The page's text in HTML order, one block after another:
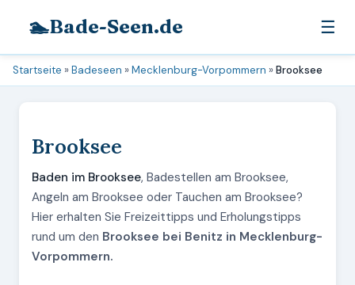
🏊Bade-Seen.de ☰
Startseite »Badeseen »Mecklenburg-Vorpommern »Brooksee
Brooksee
Baden im Brooksee, Badestellen am Brooksee,
Angeln am Brooksee oder Tauchen am Brooksee?
Hier erhalten Sie Freizeittipps und Erholungstipps
rund um den Brooksee bei Benitz in Mecklenburg-
Vorpommern.